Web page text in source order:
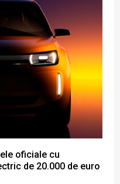
oficiale cu
de 20.000 de euro